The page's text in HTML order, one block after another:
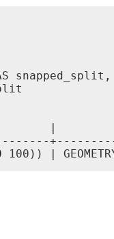
snapped_split,
|